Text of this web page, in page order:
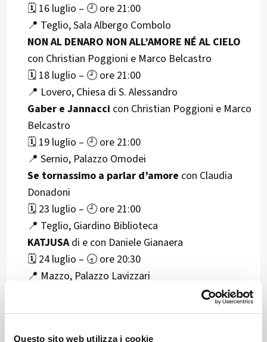
Questo sito web utilizza i cookie
🗓️ 16 luglio – 🕘 ore 21:00
📍 Teglio, Sala Albergo Combolo
NON AL DENARO NON ALL’AMORE NÉ AL CIELO
con Christian Poggioni e Marco Belcastro
🗓️ 18 luglio – 🕘 ore 21:00
📍 Lovero, Chiesa di S. Alessandro
Gaber e Jannacci con Christian Poggioni e Marco
Belcastro
🗓️ 19 luglio – 🕘 ore 21:00
📍 Sernio, Palazzo Omodei
Se tornassimo a parlar d’amore con Claudia
Donadoni
🗓️ 23 luglio – 🕘 ore 21:00
📍 Teglio, Giardino Biblioteca
KATJUSAdi e con Daniele Gianaera
🗓️ 24 luglio – 🕣 ore 20:30
📍 Mazzo, Palazzo Lavizzari
con Alessandra Donati